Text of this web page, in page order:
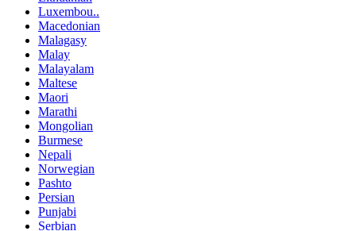
Luxembou..
Macedonian
Malagasy
Malay
Malayalam
Maltese
Maori
Marathi
Mongolian
Burmese
Nepali
Norwegian
Pashto
Persian
Punjabi
Serbian